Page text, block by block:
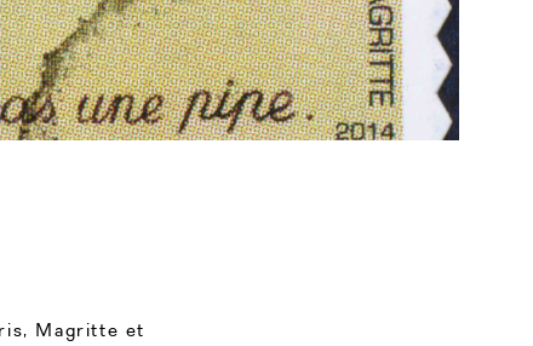
Magritte et